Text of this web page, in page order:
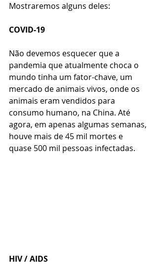
Mostraremos alguns deles:
COVID-19
Não devemos esquecer que a
pandemia que atualmente choca o
mundo tinha um fator-chave, um
mercado de animais vivos, onde os
animais eram vendidos para
consumo humano, na China. Até
agora, em apenas algumas semanas,
houve mais de 45 mil mortes e
quase 500 mil pessoas infectadas.
HIV / AIDS